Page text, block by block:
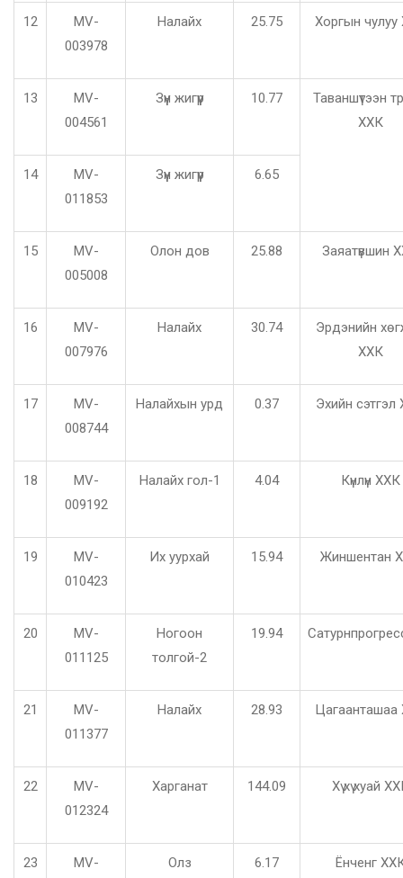
12
MV-
003978
Налайх 25.75 Хоргын
13
MV-
004561
Зүүн жигүүр 10.77
Таваншүтээн
ХХК
14
MV-
011853
Зүүн жигүүр 6.65
15
MV-
005008
Олон дов 25.88 Заяатүвшин
16
MV-
007976
Налайх 30.74
Эрдэнийн
ХХК
17
MV-
008744
Налайхын урд 0.37 Эхийн сэтгэл
18
MV-
009192
Налайх гол-1 4.04 Күнлүн ХХК
19
MV-
010423
Их уурхай 15.94 Жиншентан
20
MV-
011125
Ногоон
толгой-2
19.94
21
MV-
011377
Налайх 28.93 Цагаанташаа
22
MV-
012324
Харганат 144.09 Хү хү хуай
23 MV- Олз 6.17 Ёнченг